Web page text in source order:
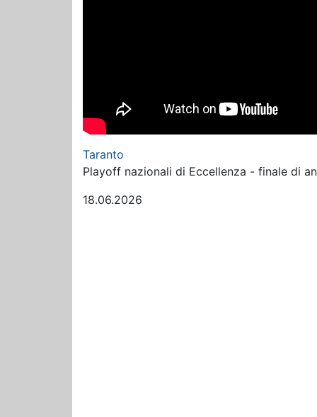
Taranto
Playoff nazionali di Eccellenza - finale di
18.06.2026